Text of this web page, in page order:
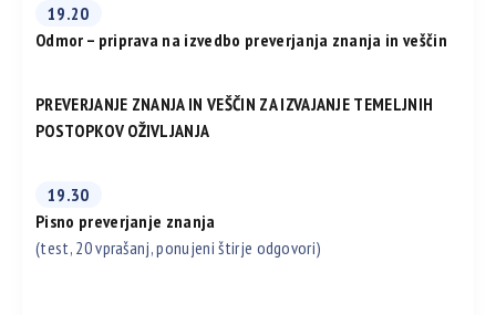
19.20
Odmor – priprava na izvedbo preverjanja znanja in veščin
PREVERJANJE ZNANJA IN VEŠČIN ZA IZVAJANJE TEMELJNIH
POSTOPKOV OŽIVLJANJA
19.30
Pisno preverjanje znanja
(test, 20 vprašanj, ponujeni štirje odgovori)